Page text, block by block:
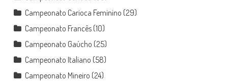
Campeonato Carioca Feminino (29)
Campeonato Francês(10)
Campeonato Gaúcho (25)
Campeonato Italiano (58)
Campeonato Mineiro (24)